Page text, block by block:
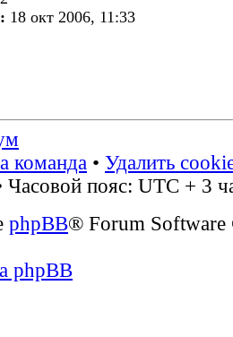
18 окт 2006, 11:33
команда • Удалить
Часовой пояс: UTC + 3
phpBB® Forum
phpBB